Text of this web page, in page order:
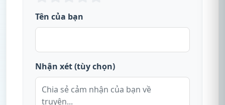
Tên của bạn
Nhận xét (tùy chọn)